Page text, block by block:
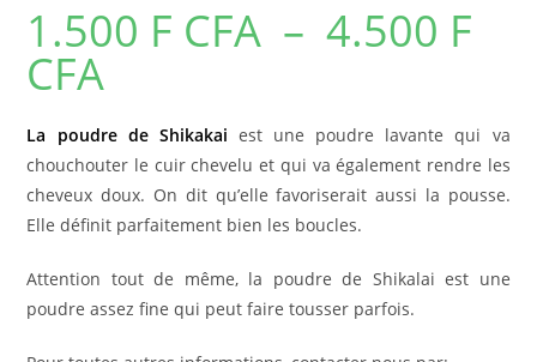
1.500 F CFA – 4.500 F
CFAprix :
CFA
à
4.500 F
CFA
La poudre de Shikakai est une poudre lavante qui va
chouchouter le cuir chevelu et qui va également rendre les
cheveux doux. On dit qu’elle favoriserait aussi la pousse.
Elle définit parfaitement bien les boucles.
Attention tout de même, la poudre de Shikalai est une
poudre assez fine qui peut faire tousser parfois.